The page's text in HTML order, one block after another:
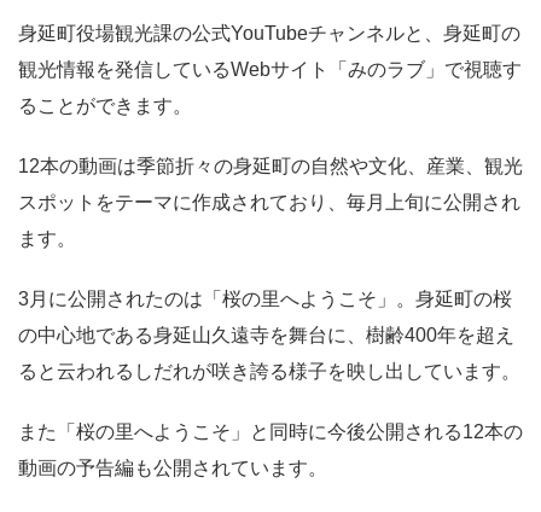
身延町役場観光課の公式YouTubeチャンネルと、身延町の
観光情報を発信しているWebサイト「みのラブ」で視聴す
ることができます。
12本の動画は季節折々の身延町の自然や文化、産業、観光
スポットをテーマに作成されており、毎月上旬に公開され
ます。
3月に公開されたのは「桜の里へようこそ」。身延町の桜
の中心地である身延山久遠寺を舞台に、樹齢400年を超え
ると云われるしだれが咲き誇る様子を映し出しています。
また「桜の里へようこそ」と同時に今後公開される12本の
動画の予告編も公開されています。